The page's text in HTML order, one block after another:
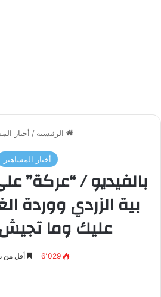
الرئيسية / أخبار
أخبار المشاهير
بالفيديو / “عركة”
بية الزردي ووردة
عليك وما تجيش
6٬029 أقل من